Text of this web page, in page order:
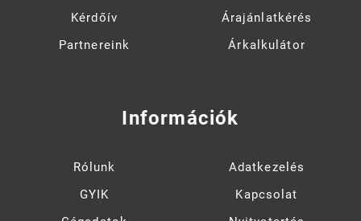
Kérdőív
Partnereink
Árajánlatkérés
Árkalkulátor
Információk
Rólunk
GYIK
Adatkezelés
Kapcsolat